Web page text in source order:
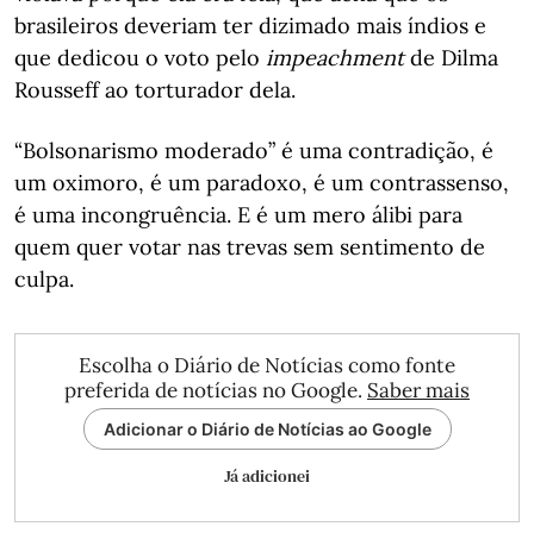
brasileiros deveriam ter dizimado mais índios e
que dedicou o voto pelo impeachmentde Dilma
Rousseff ao torturador dela.
“Bolsonarismo moderado” é uma contradição, é
um oximoro, é um paradoxo, é um contrassenso,
é uma incongruência. E é um mero álibi para
quem quer votar nas trevas sem sentimento de
culpa.
Escolha o Diário de Notícias como fonte
preferida de notícias no Google. Saber mais
Adicionar o Diário de Notícias ao Google
Já adicionei